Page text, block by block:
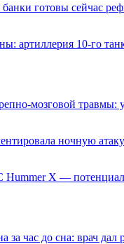
готовы сейчас
артиллерия 10-го
мозговой травмы:
ночную
Hummer X —
за час до сна: врач